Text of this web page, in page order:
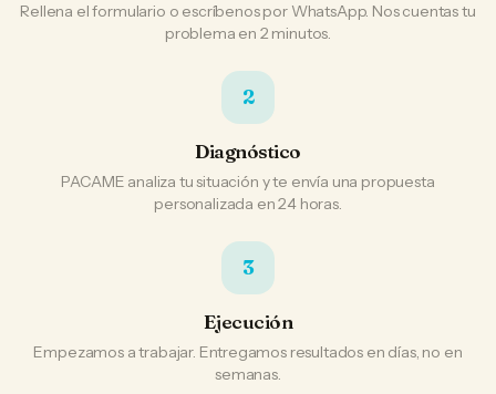
Rellena el formulario o escríbenos por WhatsApp. Nos cuentas tu
problema en 2 minutos.
2
Diagnóstico
PACAME analiza tu situación y te envía una propuesta
personalizada en 24 horas.
3
Ejecución
Empezamos a trabajar. Entregamos resultados en días, no en
semanas.